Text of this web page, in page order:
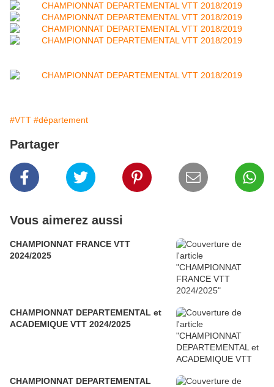
#VTT #département
Partager
Vous aimerez aussi
CHAMPIONNAT FRANCE VTT
2024/2025
CHAMPIONNAT DEPARTEMENTAL et
ACADEMIQUE VTT 2024/2025
CHAMPIONNAT DEPARTEMENTAL